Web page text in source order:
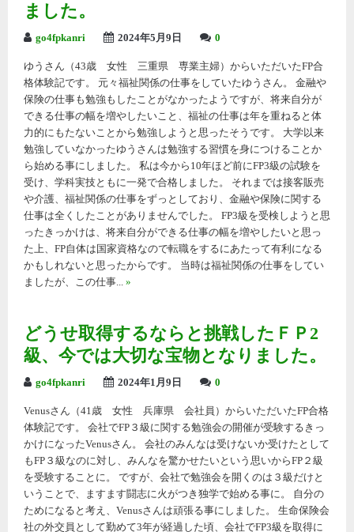
ました。
go4fpkanri 2024年5月9日 0
ゆうさん（43歳 女性 三重県 専業主婦）からいただいたFP合
格体験記です。 元々福祉関係の仕事をしていたゆうさん。 金融や
保険の仕事も勉強もしたことがなかったようですが、将来自分が
できる仕事の幅を増やしたいこと、福祉の仕事は年を重ねると体
力的にもたないことから勉強しようと思ったそうです。 大学以来
勉強していなかったゆうさんは勉強する習慣を身につけることか
ら始める事にしました。 私は今から10年ほど前にFP3級の試験を
受け、学科実技ともに一発で合格しました。 それまでは接客販売
や介護、福祉関係の仕事をずっとしており、金融や保険に関する
仕事は全くしたことがありませんでした。 FP3級を受検しようと思
ったきっかけは、将来自分ができる仕事の幅を増やしたいと思っ
た上、FP自体は国家資格なので転職をするにあたって有利になる
かもしれないと思ったからです。 当時は福祉関係の仕事をしてい
ましたが、この仕事... »
どうせ取得するならと挑戦したＦＰ2
級、今では大切な宝物となりました。
go4fpkanri 2024年1月9日 0
Venusさん（41歳 女性 兵庫県 会社員）からいただいたFP合格
体験記です。 会社でFP３級に関する勉強会の開催が受験するきっ
かけになったVenusさん。 会社のみんなは受けないか受けたとして
もFP３級なのに対し、みんなを驚かせたいという思いからFP２級
を受験することに。 ですが、会社で勉強会を開くのは３級だけと
いうことで、ますます闘志に火がつき独学で始める事に。 自分の
ためになると考え、Venusさんは頑張る事にしました。 生命保険会
社の外交員として勤めて3年が経過した頃、会社でFP3級を取得に